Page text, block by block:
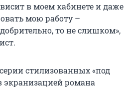
в моем кабинете и даже
мою работу –
то не слишком»,
стилизованных «под
экранизацией романа